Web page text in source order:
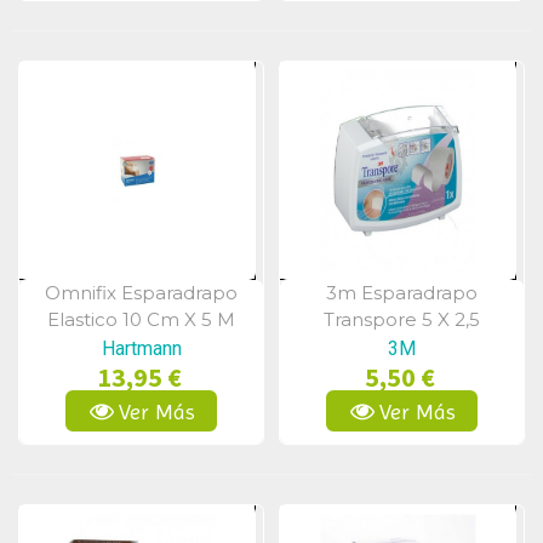
Vista Rápida
Omnifix Esparadrapo
Elastico 10 Cm X 5 M
Hartmann
13,95 €
Ver Más
Vista Rápida
3m Esparadrapo
Transpore 5 X 2,5
3M
5,50 €
Ver Más